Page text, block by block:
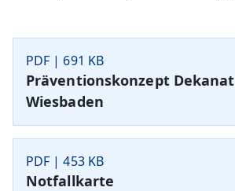
PDF | 691 KB
Präventionskonzept Dekanat
Wiesbaden
PDF | 453 KB
Notfallkarte